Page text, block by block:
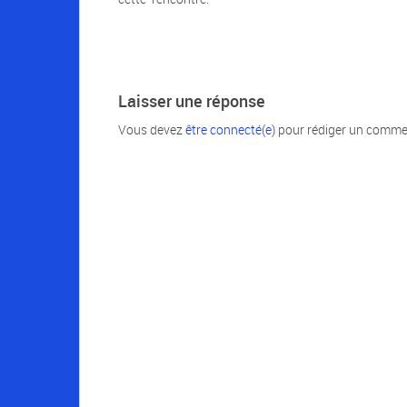
Laisser une réponse
Vous devezêtre connecté(e) pour rédiger un